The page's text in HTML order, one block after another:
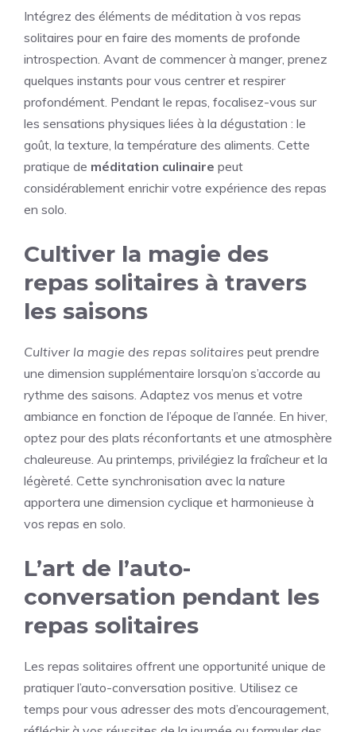
Intégrez des éléments de méditation à vos repas
solitaires pour en faire des moments de profonde
introspection. Avant de commencer à manger, prenez
quelques instants pour vous centrer et respirer
profondément. Pendant le repas, focalisez-vous sur
les sensations physiques liées à la dégustation : le
goût, la texture, la température des aliments. Cette
pratique de méditation culinaire peut
considérablement enrichir votre expérience des repas
en solo.
Cultiver la magie des
repas solitaires à travers
les saisons
Cultiver la magie des repas solitaires peut prendre
une dimension supplémentaire lorsqu’on s’accorde au
rythme des saisons. Adaptez vos menus et votre
ambiance en fonction de l’époque de l’année. En hiver,
optez pour des plats réconfortants et une atmosphère
chaleureuse. Au printemps, privilégiez la fraîcheur et la
légèreté. Cette synchronisation avec la nature
apportera une dimension cyclique et harmonieuse à
vos repas en solo.
L’art de l’auto-
conversation pendant les
repas solitaires
Les repas solitaires offrent une opportunité unique de
pratiquer l’auto-conversation positive. Utilisez ce
temps pour vous adresser des mots d’encouragement,